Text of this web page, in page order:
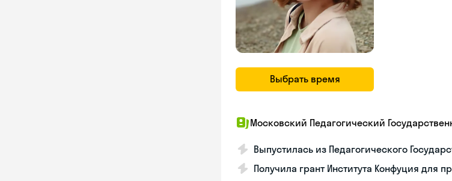
Выбрать время
Московский Педагогический
Выпустилась из Педагогического
Получила грант Института Конфуция для